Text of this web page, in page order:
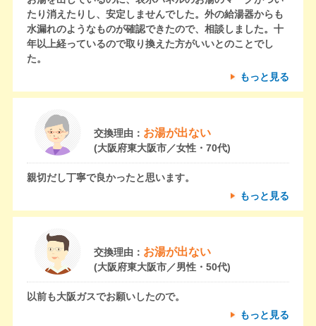
たり消えたりし、安定しませんでした。外の給湯器からも
水漏れのようなものが確認できたので、相談しました。十
年以上経っているので取り換えた方がいいとのことでし
た。
もっと見る
交換理由： お湯が出ない
(大阪府東大阪市／女性・70代)
親切だし丁寧で良かったと思います。
もっと見る
交換理由： お湯が出ない
(大阪府東大阪市／男性・50代)
以前も大阪ガスでお願いしたので。
もっと見る